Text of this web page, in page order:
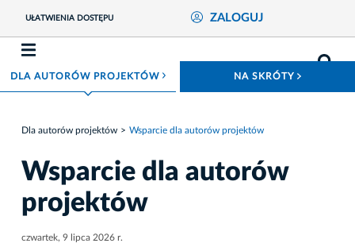
UŁATWIENIA DOSTĘPU ZALOGUJ
DLA AUTORÓW PROJEKTÓWROZWIŃ MENU NA SKRÓTY
Dla autorów projektów Wsparcie dla autorów projektów
Wsparcie dla autorów
projektów
czwartek, 9 lipca 2026 r.